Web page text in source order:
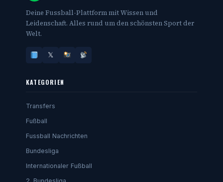
Deine Fussball-Plattform mit Wissen und
Leidenschaft. Alles rund um den schönsten Sport der
Welt.
𝕏
KATEGORIEN
Transfers
Fußball
Fussball Nachrichten
Bundesliga
Internationaler Fußball